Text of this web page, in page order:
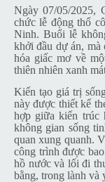
Ngày 07/05/2025,
chức lễ động thổ
Ninh. Buổi lễ
khởi đầu dự án,
hóa giấc mơ về
thiên nhiên xanh
Kiến tạo giá trị
này được thiết kế
hợp giữa kiến trúc
không gian sống
quan xung quanh.
công trình được
hồ nước và lối đi
bằng, trong lành và